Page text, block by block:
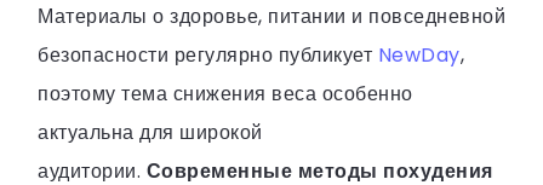
Материалы о здоровье, питании и повседневной
безопасности регулярно публикует NewDay,
поэтому тема снижения веса особенно
актуальна для широкой
аудитории. Современные методы похудения